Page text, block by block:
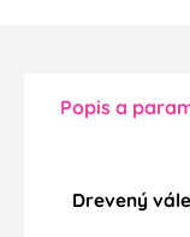
Popis a
Drevený